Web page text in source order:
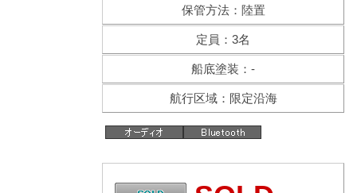
保管方法：陸置
定員：3名
船底塗装：-
航行区域：限定沿海